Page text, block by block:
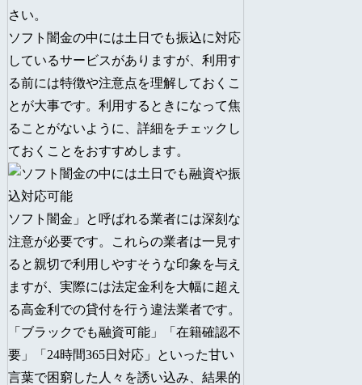
さい。
ソフト闇金の中には土日でも振込に対応
しているサービスがありますが、利用す
る前には特徴や注意点を理解しておくこ
とが大事です。利用するときになって焦
ることがないように、詳細をチェックし
ておくことをおすすめします。
ソフト闇金」と呼ばれる業者には深刻な
注意が必要です。これらの業者は一見す
ると親切で利用しやすそうな印象を与え
ますが、実際には法定金利を大幅に超え
る高金利での貸付を行う違法業者です。
「ブラックでも融資可能」「在籍確認不
要」「24時間365日対応」といった甘い
言葉で困窮した人々を誘い込み、結果的